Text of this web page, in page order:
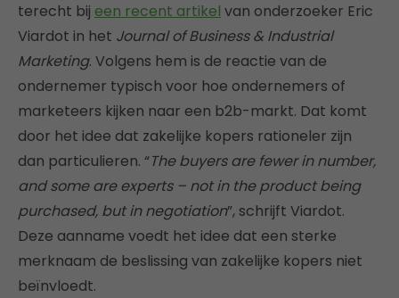
terecht bij een recent artikel van onderzoeker Eric
Viardot in het Journal of Business & Industrial
Marketing. Volgens hem is de reactie van de
ondernemer typisch voor hoe ondernemers of
marketeers kijken naar een b2b-markt. Dat komt
door het idee dat zakelijke kopers rationeler zijn
dan particulieren. “The buyers are fewer in number,
and some are experts – not in the product being
purchased, but in negotiation”, schrijft Viardot.
Deze aanname voedt het idee dat een sterke
merknaam de beslissing van zakelijke kopers niet
beïnvloedt.